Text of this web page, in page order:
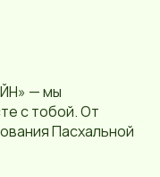
— мы
с тобой. От
Пасхальной